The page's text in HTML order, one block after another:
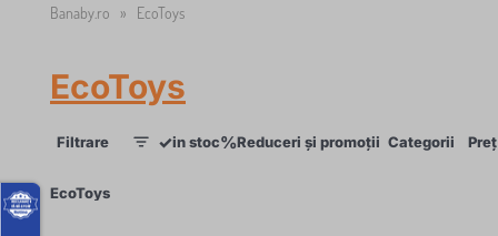
Banaby.ro » EcoToys
EcoToys
Filtrare ✓in stoc%Reduceri și promoții Categorii Preț
EcoToys